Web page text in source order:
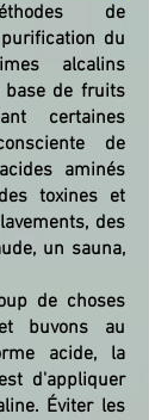
de
du
alcalins
base de fruits
certaines
de
aminés
toxines et
des
un sauna,
de choses
buvons au
acide, la
d'appliquer
Éviter les